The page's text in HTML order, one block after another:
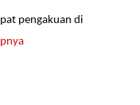
pengakuan di